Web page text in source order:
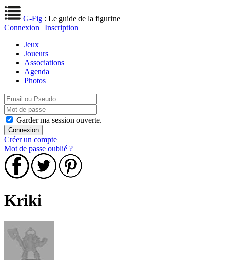
G-Fig : Le guide de la figurine
Connexion | Inscription
Jeux
Joueurs
Associations
Agenda
Photos
Garder ma session ouverte.
Créer un compte
Mot de passe oublié ?
Kriki